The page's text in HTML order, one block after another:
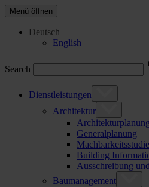
Menü öffnen
Deutsch
English
Search
Dienstleistungen
Architektur
Architekturplanung
Generalplanung
Building
Ausschreibung
Baumanagement